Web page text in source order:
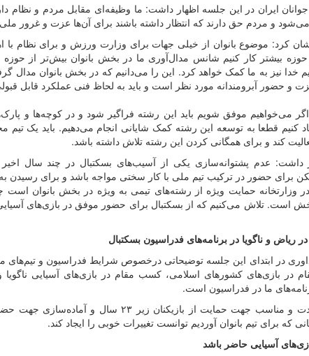
ایران در این جلسه اظهار داشت: ما وظیفه‌ای مقابل مردم و نظام
و مردم حق دارند که انتظار داشته باشند برای آن‌ها عزت و غرور ملی
کرد: موضوع بانوان از خیلی جهات برای وزارت ورزش و برای نظام با
حوزه بیشتر کار کنیم شانس مدال‌آوری ما در بخش بانوان بیش‌تر از
خدا نیز به ما کمک خواهد کرد. این را می‌دانیم که در بخش بانوان مدال
و حضور آبرومندانه مورد نظر است و باید به لحاظ فنی عملکرد قابل
اگر می‌خواهیم موفق شویم باید این رشته فراگیر شود و در کوچه‌ها و
کنیم قطعا به توسعه این رشته کمک شایانی انجام می‌دهیم. باید یک
کند و برای همگانی کردن این رشته تلاش داشته باشد.
داشت: عدم پشتوانه‌سازی یکی از آسیب‌های بسکتبال در چند سال اخیر
برای حضور در ترکیب تیم ملی با کار سختی مواجه باشد و برای رسیدن
حمایت ویژه از رشته‌های تیمی به ویژه در بخش بانوان است
تلاش می‌کنیم که از بسکتبال برای حضور موفق در بازی‌های
و ناگویا در برنامه‌های فدراسیون بسکتبال
در ابتدای این جلسه توضیحاتی درخصوص شرایط فدراسیون و تیم‌های
در بازی‌های کشورهای اسلامی، کسب مقام در بازی‌های آسیایی
ما در فدراسیون است.
وی افزود: برنامه‌ریزی بلندمدت و مناسب جهت حمایت از
که برای تیم بانوان آوردیم توانست تغییرات خوبی را ایجاد کند.
آسیایی حاضر باشد